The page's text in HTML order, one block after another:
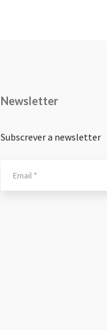
Newsletter
Subscrever a newsletter